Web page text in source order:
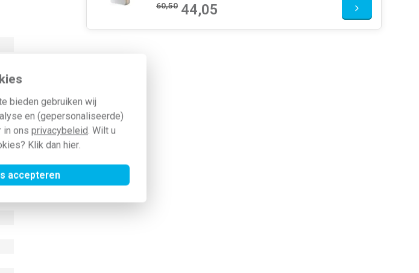
bieden gebruiken wij
en (gepersonaliseerde)
in ons privacybeleid. Wilt u
Klik dan hier.
accepteren
60,50 44,05